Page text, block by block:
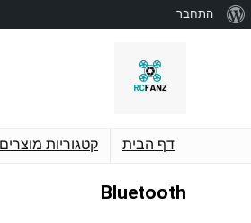
אודות
התחבר
דף הבית קטגוריות מוצרים
Bluetooth